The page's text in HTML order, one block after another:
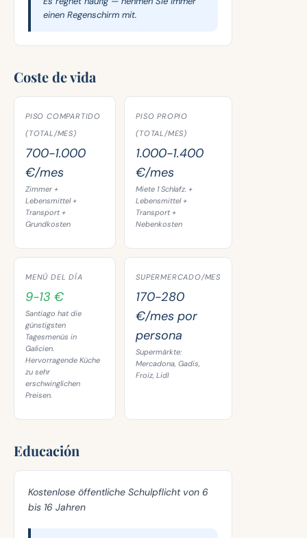
einen Regenschirm mit.
Coste de vida
PISO COMPARTIDO
(TOTAL/MES)
700-1.000
€/mes
Zimmer +
Lebensmittel +
Transport +
Grundkosten
PISO PROPIO
(TOTAL/MES)
1.000-1.400
€/mes
Miete 1 Schlafz. +
Lebensmittel +
Transport +
Nebenkosten
MENÚ DEL DÍA
9-13 €
Santiago hat die
günstigsten
Tagesmenüs in
Galicien.
Hervorragende Küche
zu sehr
erschwinglichen
Preisen.
SUPERMERCADO/MES
170-280
€/mes por
persona
Supermärkte:
Mercadona, Gadis,
Froiz, Lidl
Educación
Kostenlose öffentliche Schulpflicht von 6
bis 16 Jahren